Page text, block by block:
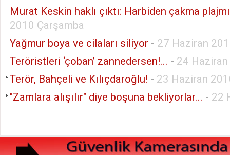
Murat Keskin haklı çıktı: Harbiden çakma
2010 Çarşamba
Yağmur boya ve cilaları siliyor - 27 Haziran
Teröristleri ‘çoban’ zannedersen!... - 24
Terör, Bahçeli ve Kılıçdaroğlu! - 23 Haziran
"Zamlara alışılır" diye boşuna bekliyorlar... - 22